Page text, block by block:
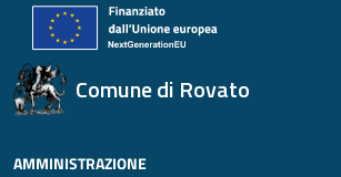
Comune di Rovato
AMMINISTRAZIONE